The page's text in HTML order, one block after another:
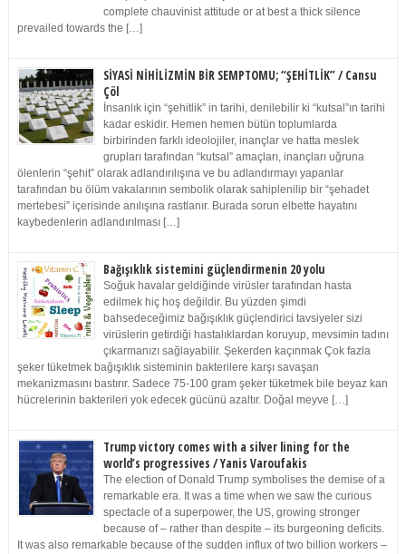
complete chauvinist attitude or at best a thick silence
prevailed towards the […]
SİYASİ NİHİLİZMİN BİR SEMPTOMU; “ŞEHİTLİK” / Cansu
Çöl
İnsanlık için “şehitlik” in tarihi, denilebilir ki “kutsal”ın tarihi
kadar eskidir. Hemen hemen bütün toplumlarda
birbirinden farklı ideolojiler, inançlar ve hatta meslek
grupları tarafından “kutsal” amaçları, inançları uğruna
ölenlerin “şehit” olarak adlandırılışına ve bu adlandırmayı yapanlar
tarafından bu ölüm vakalarının sembolik olarak sahiplenilip bir “şehadet
mertebesi” içerisinde anılışına rastlanır. Burada sorun elbette hayatını
kaybedenlerin adlandırılması […]
Bağışıklık sistemini güçlendirmenin 20 yolu
Soğuk havalar geldiğinde virüsler tarafından hasta
edilmek hiç hoş değildir. Bu yüzden şimdi
bahsedeceğimiz bağışıklık güçlendirici tavsiyeler sizi
virüslerin getirdiği hastalıklardan koruyup, mevsimin tadını
çıkarmanızı sağlayabilir. Şekerden kaçınmak Çok fazla
şeker tüketmek bağışıklık sisteminin bakterilere karşı savaşan
mekanizmasını bastırır. Sadece 75-100 gram şeker tüketmek bile beyaz kan
hücrelerinin bakterileri yok edecek gücünü azaltır. Doğal meyve […]
Trump victory comes with a silver lining for the
world’s progressives / Yanis Varoufakis
The election of Donald Trump symbolises the demise of a
remarkable era. It was a time when we saw the curious
spectacle of a superpower, the US, growing stronger
because of – rather than despite – its burgeoning deficits.
It was also remarkable because of the sudden influx of two billion workers –